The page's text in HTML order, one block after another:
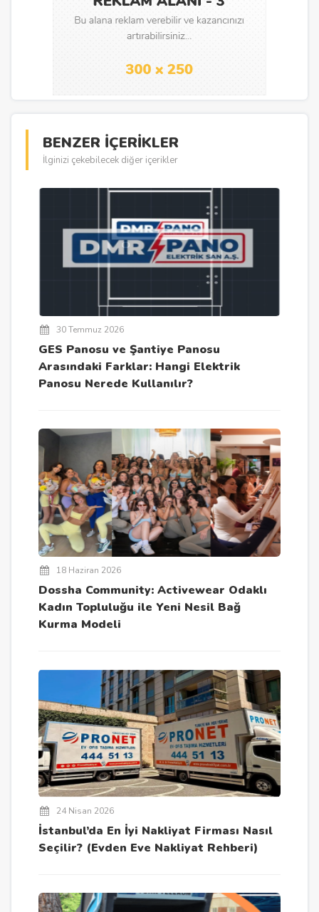
BENZER İÇERİKLER
İlginizi çekebilecek diğer içerikler
30 Temmuz 2026
GES Panosu ve Şantiye Panosu
Arasındaki Farklar: Hangi Elektrik
Panosu Nerede Kullanılır?
18 Haziran 2026
Dossha Community: Activewear Odaklı
Kadın Topluluğu ile Yeni Nesil Bağ
Kurma Modeli
24 Nisan 2026
İstanbul’da En İyi Nakliyat Firması Nasıl
Seçilir? (Evden Eve Nakliyat Rehberi)